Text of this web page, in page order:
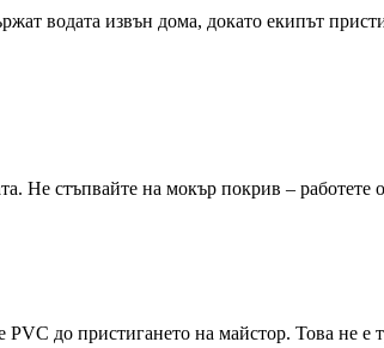
водата извън дома, докато екипът
Не стъпвайте на мокър покрив – работете
до пристигането на майстор. Това не е